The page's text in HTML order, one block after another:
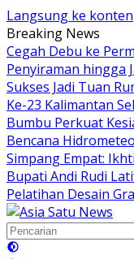
Langsung ke konten
Breaking News
Cegah Debu ke
Penyiraman hingga
Sukses Jadi Tuan
Ke-23 Kalimantan
Bumbu Perkuat
Bencana
Simpang Empat:
Bupati Andi Rudi
Pelatihan Desain